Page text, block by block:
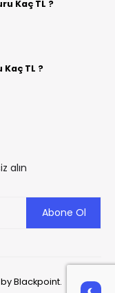
Kaç TL ?
Kaç TL ?
alın
Blackpoint.